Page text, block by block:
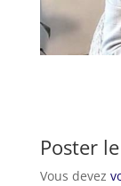
Poster
Vous devez